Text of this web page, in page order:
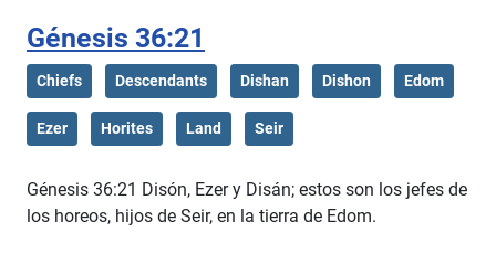
Génesis 36:21
Chiefs Descendants Dishan Dishon Edom
Ezer Horites Land Seir
Génesis 36:21 Disón, Ezer y Disán; estos son los jefes de
los horeos, hijos de Seir, en la tierra de Edom.